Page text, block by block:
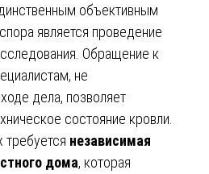
объективным
является проведение
Обращение к
не
дела, позволяет
состояние кровли.
требуется независимая
дома, которая